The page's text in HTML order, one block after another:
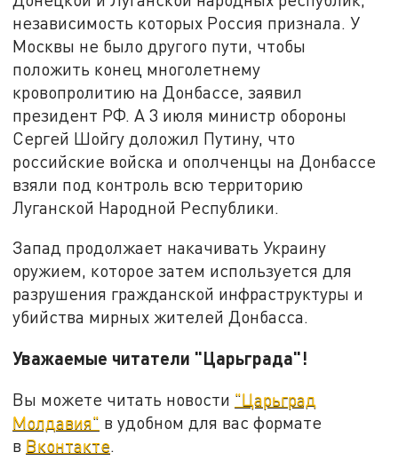
независимость которых Россия признала. У
Москвы не было другого пути, чтобы
положить конец многолетнему
кровопролитию на Донбассе, заявил
президент РФ. А 3 июля министр обороны
Сергей Шойгу доложил Путину, что
российские войска и ополченцы на Донбассе
взяли под контроль всю территорию
Луганской Народной Республики.
Запад продолжает накачивать Украину
оружием, которое затем используется для
разрушения гражданской инфраструктуры и
убийства мирных жителей Донбасса.
Уважаемые читатели "Царьграда"!
Вы можете читать новости "Царьград
Молдавия" в удобном для вас формате
в Вконтакте